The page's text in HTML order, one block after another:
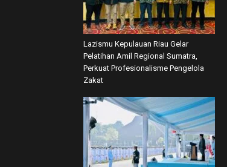
Lazismu Kepulauan Riau Gelar
Pelatihan Amil Regional Sumatra,
Perkuat Profesionalisme Pengelola
Zakat